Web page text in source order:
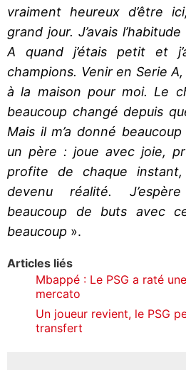
vraiment heureux d’être
grand jour. J’avais
A quand j’étais petit et
champions. Venir en Serie
à la maison pour moi. Le
beaucoup changé depuis
Mais il m’a donné
un père : joue avec joie,
profite de chaque
devenu réalité.
beaucoup de buts avec
beaucoup ».
Articles liés
Mbappé : Le PSG a raté
mercato
Un joueur revient, le PSG
transfert